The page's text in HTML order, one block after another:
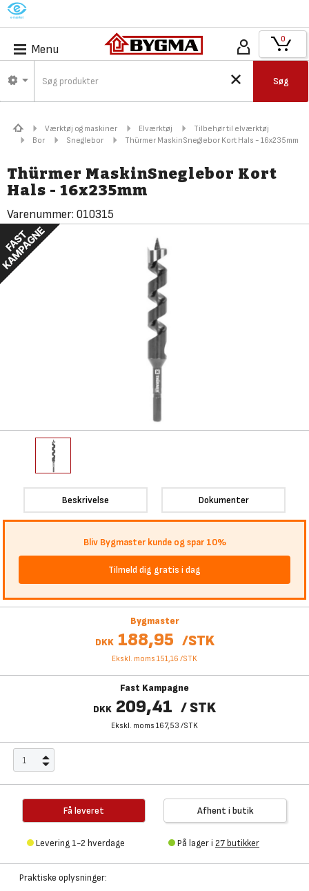
M
Menu
Søg
0
Værktøj og maskiner Elværktøj
Tilbehør til elværktøj
Bor
Sneglebor Thürmer MaskinSneglebor Kort Hals - 16x235mm
Thürmer MaskinSneglebor Kort
Hals - 16x235mm
Varenummer: 010315
Beskrivelse Dokumenter
Bliv Bygmaster kunde og spar 10%
Tilmeld dig gratis i dag
Bygmaster
DKK 188,95 /STK
Ekskl. moms 151,16 /STK
Fast Kampagne
DKK 209,41 /STK
Ekskl. moms 167,53 /STK
Få leveret
Levering 1-2 hverdage
Afhent i butik
På lager i 27 butikker
Praktiske oplysninger: